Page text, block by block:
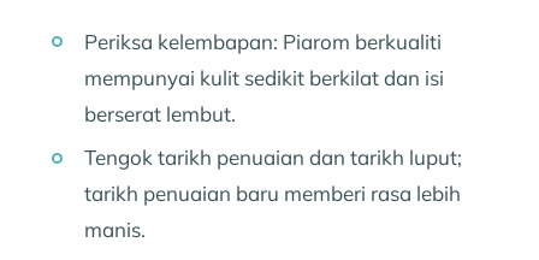
Periksa kelembapan: Piarom berkualiti
mempunyai kulit sedikit berkilat dan isi
berserat lembut.
Tengok tarikh penuaian dan tarikh luput;
tarikh penuaian baru memberi rasa lebih
manis.